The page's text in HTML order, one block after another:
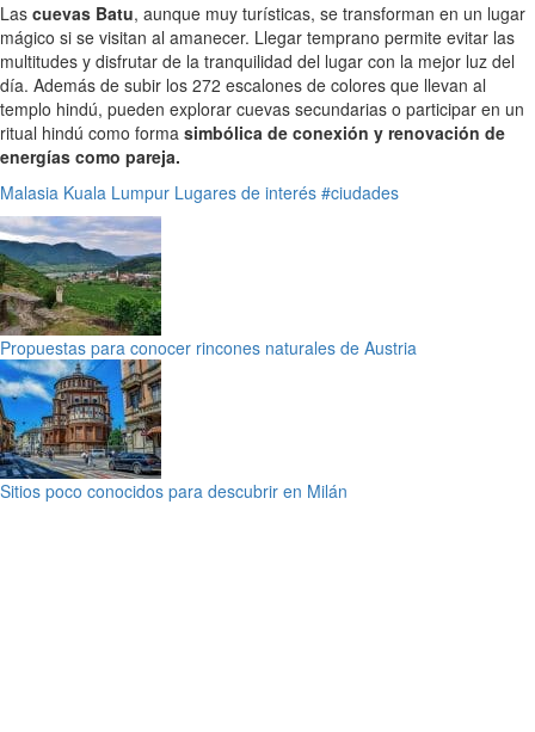
Las cuevas Batu, aunque muy turísticas, se transforman en un lugar
mágico si se visitan al amanecer. Llegar temprano permite evitar las
multitudes y disfrutar de la tranquilidad del lugar con la mejor luz del
día. Además de subir los 272 escalones de colores que llevan al
templo hindú, pueden explorar cuevas secundarias o participar en un
ritual hindú como forma simbólica de conexión y renovación de
energías como pareja.
Malasia Kuala Lumpur Lugares de interés #ciudades
Propuestas para conocer rincones naturales de Austria
Sitios poco conocidos para descubrir en Milán